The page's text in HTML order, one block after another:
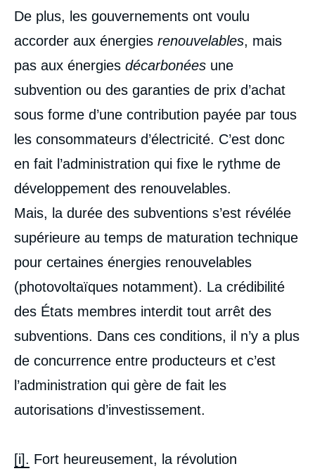
De plus, les gouvernements ont voulu
accorder aux énergies renouvelables, mais
pas aux énergies décarbonées une
subvention ou des garanties de prix d’achat
sous forme d’une contribution payée par tous
les consommateurs d’électricité. C’est donc
en fait l’administration qui fixe le rythme de
développement des renouvelables.
Mais, la durée des subventions s’est révélée
supérieure au temps de maturation technique
pour certaines énergies renouvelables
(photovoltaïques notamment). La crédibilité
des États membres interdit tout arrêt des
subventions. Dans ces conditions, il n’y a plus
de concurrence entre producteurs et c’est
l’administration qui gère de fait les
autorisations d’investissement.
[i]. Fort heureusement, la révolution
Jacques LESOURNE, « Union européenne :
quand Commission et gouvernements
jouent aux quilles avec les grands
producteurs d’électricité », Éditoriaux, Édito
Énergie, Ifri, 9 mai 2016.